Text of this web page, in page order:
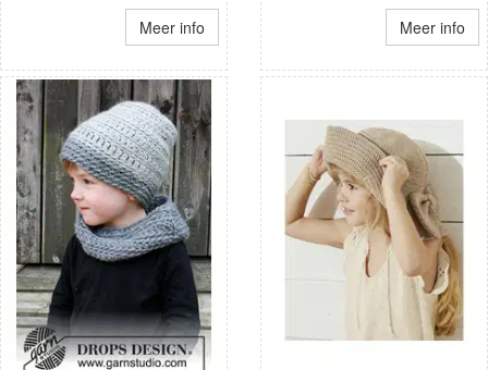
Meer info Meer info